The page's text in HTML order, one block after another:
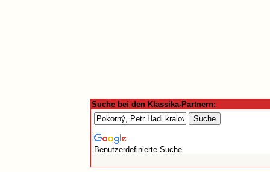
Suche bei den Klassika-Partnern:
Benutzerdefinierte Suche